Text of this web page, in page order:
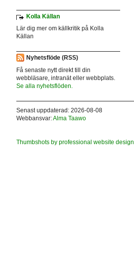
Kolla Källan
Lär dig mer om källkritik på Kolla
Källan
Nyhetsflöde (RSS)
Få senaste nytt direkt till din
webbläsare, intranät eller webbplats.
Se alla nyhetsflöden.
Senast uppdaterad: 2026-08-08
Webbansvar:Alma Taawo
Thumbshots by professional website design